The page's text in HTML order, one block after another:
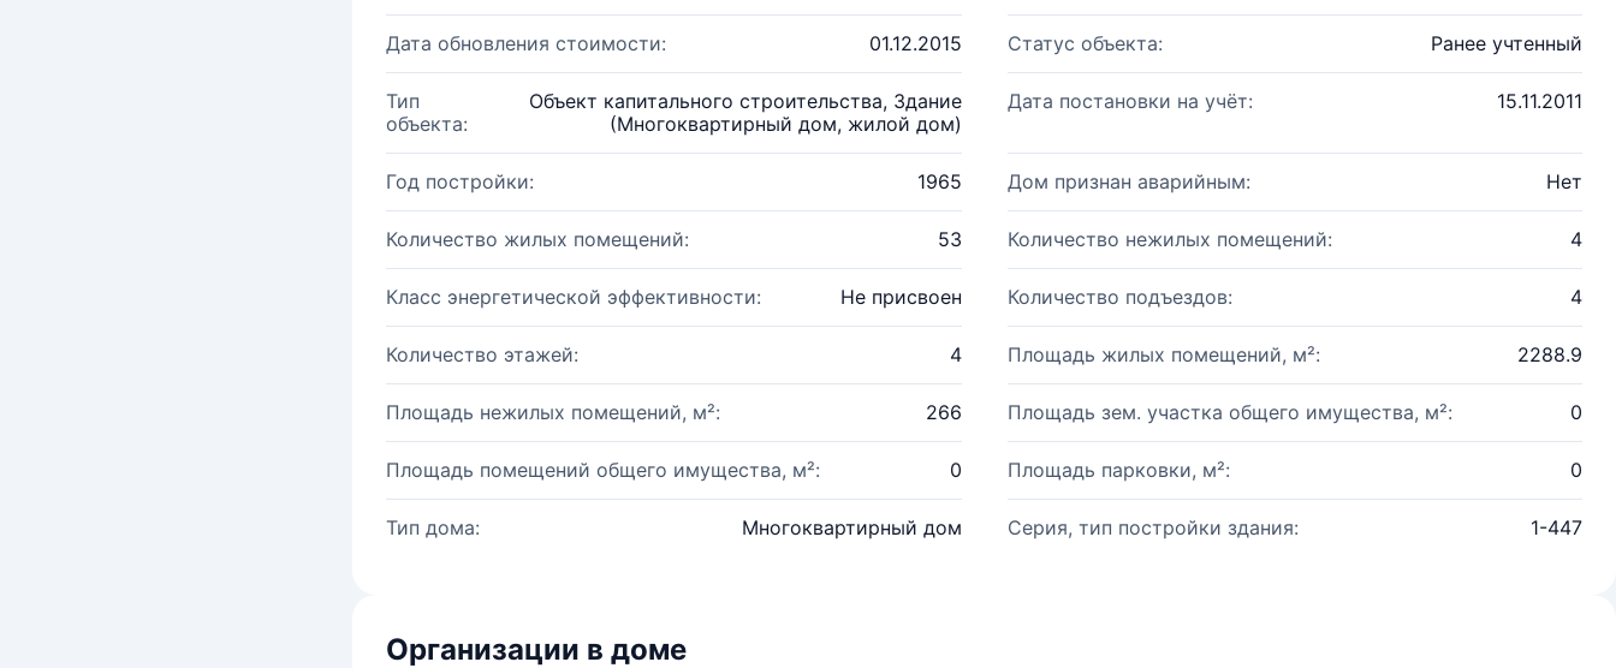
Дата обновления стоимости: 01.12.2015 Статус объекта: Ранее учтенный
Тип
объекта:
Объект капитального строительства, Здание
(Многоквартирный дом, жилой дом)
Дата постановки на учёт: 15.11.2011
Год постройки: 1965 Дом признан аварийным: Нет
Количество жилых помещений: 53 Количество нежилых помещений: 4
Класс энергетической эффективности: Не присвоен Количество подъездов: 4
Количество этажей: 4 Площадь жилых помещений, м²: 2288.9
Площадь нежилых помещений, м²: 266 Площадь зем. участка общего имущества, м²: 0
Площадь помещений общего имущества, м²: 0 Площадь парковки, м²: 0
Тип дома: Многоквартирный дом Серия, тип постройки здания: 1-447
Организации в доме